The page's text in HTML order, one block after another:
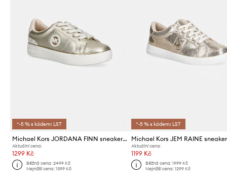
*-5 % s kódem: LST
Michael Kors JORDANA FINN sneakers boty dětské
Aktuální cena:
1299 Kč
Běžná cena:2499 Kč
Nejnižší cena:1399 Kč
*-5 % s kódem: LST
Aktuální cena:
1199 Kč
Běžná cena: 1999 Kč
Nejnižší cena: 1299 Kč